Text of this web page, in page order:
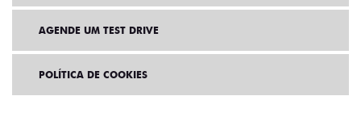
AGENDE UM TEST DRIVE
POLÍTICA DE COOKIES